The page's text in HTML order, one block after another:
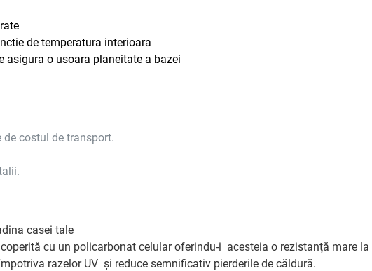
de temperatura interioara
asigura o usoara planeitate a bazei
costul de transport.
casei tale
cu un policarbonat celular oferindu-i acesteia o rezistanță mare
razelor UV și reduce semnificativ pierderile de căldură.